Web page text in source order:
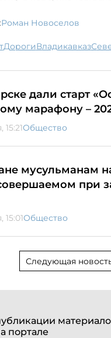
Роман Новоселов
дороги Владикавказ
дали старт
марафону –
Общество
мусульманам
при
15:01Общество
Следующая
портале